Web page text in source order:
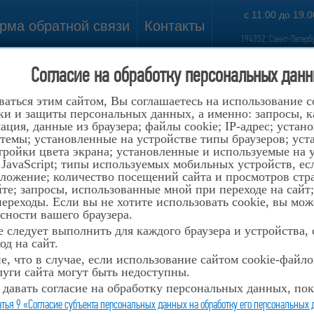
Согласие на обработку персональных
этим сайтом, Вы соглашаетесь на использование
и защиты персональных данных, а именно: запросы,
данные из браузера; файлы cookie; IP-адрес;
установленные на устройстве типы браузеров;
цвета экрана; установленные и используемые на
типы используемых мобильных устройств,
количество посещений сайта и просмотров
запросы, использованные мной при переходе на
Если вы не хотите использовать cookie, вы
вашего браузера.
выполнить для каждого браузера и
на сайт.
что в случае, если использование сайтом cookie-
сайта могут быть недоступны.
согласие на обработку персональных данных,
9 «Согласие субъекта персональных данных на обработку его
обратной связи Контакты
с 11.00 до
194352, Санкт-